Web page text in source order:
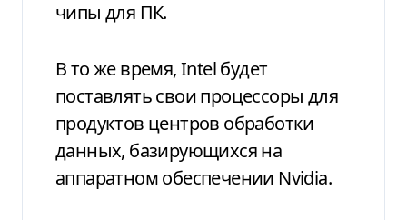
чипы для ПК.
В то же время, Intel будет
поставлять свои процессоры для
продуктов центров обработки
данных, базирующихся на
аппаратном обеспечении Nvidia.